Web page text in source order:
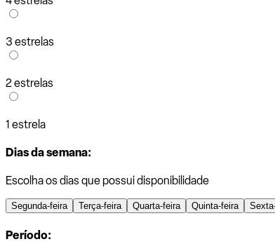
3 estrelas
2 estrelas
1 estrela
Dias da semana:
Escolha os dias que possui disponibilidade
Segunda-feira Terça-feira Quarta-feira Quinta-feira
Período: